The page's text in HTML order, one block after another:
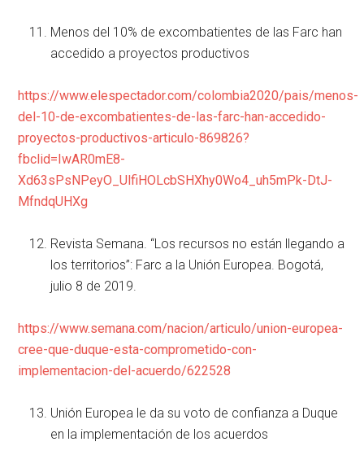
Menos del 10% de excombatientes de las Farc han
accedido a proyectos productivos
https://www.elespectador.com/colombia2020/pais/menos-
del-10-de-excombatientes-de-las-farc-han-accedido-
proyectos-productivos-articulo-869826?
fbclid=IwAR0mE8-
Xd63sPsNPeyO_UlfiHOLcbSHXhy0Wo4_uh5mPk-DtJ-
MfndqUHXg
Revista Semana. “Los recursos no están llegando a
los territorios”: Farc a la Unión Europea. Bogotá,
julio 8 de 2019.
https://www.semana.com/nacion/articulo/union-europea-
cree-que-duque-esta-comprometido-con-
implementacion-del-acuerdo/622528
Unión Europea le da su voto de confianza a Duque
en la implementación de los acuerdos